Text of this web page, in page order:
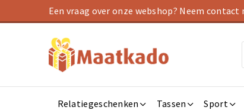
Een vraag over onze webshop? Neem
Relatiegeschenken Tassen Sport